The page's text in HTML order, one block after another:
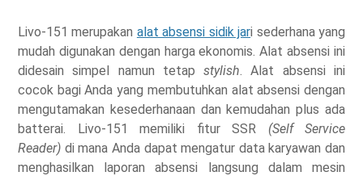
Livo-151 merupakan alat absensi sidik jari sederhana yang
mudah digunakan dengan harga ekonomis. Alat absensi ini
didesain simpel namun tetapstylish . Alat absensi ini
cocok bagi Anda yang membutuhkan alat absensi dengan
mengutamakan kesederhanaan dan kemudahan plus ada
batterai. Livo-151 memiliki fitur SSR (Self Service
Reader) di mana Anda dapat mengatur data karyawan dan
menghasilkan laporan absensi langsung dalam mesin